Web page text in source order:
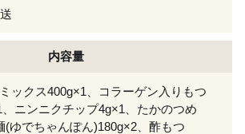
内容量
ックス400g×1、コラーゲン入りもつ
ニンニクチップ4g×1、たかのつめ
(ゆでちゃんぽん)180g×2、酢もつ